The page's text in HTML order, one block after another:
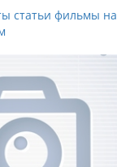
статьи фильмы на